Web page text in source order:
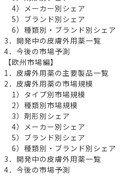
4）メーカー別シェア
5）ブランド別シェア
6）種類別・ブランド別シェア
3．開発中の皮膚外用薬一覧
4．今後の市場予測
【欧州市場編】
1．皮膚外用薬の主要製品一覧
2．皮膚外用薬の市場規模
1）タイプ別市場規模
2）種類別市場規模
3）剤形別シェア
4）メーカー別シェア
5）ブランド別シェア
6）種類別・ブランド別シェア
3．開発中の皮膚外用薬一覧
4．今後の市場予測